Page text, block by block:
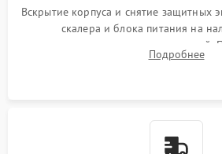
Вскрытие корпуса и снятие защитных
скалера и блока питания на
конденсаторов, прогаров, окислений.
контактов и целостности
Подробнее